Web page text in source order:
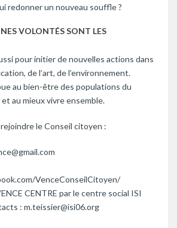
redonner un nouveau souffle ?
VOLONTÉS SONT LES
pour initier de nouvelles actions dans
de l’art, de l’environnement.
au bien-être des populations du
au mieux vivre ensemble.
le Conseil citoyen :
VenceConseilCitoyen/
CENTRE par le centre social ISI
: m.teissier@isi06.org